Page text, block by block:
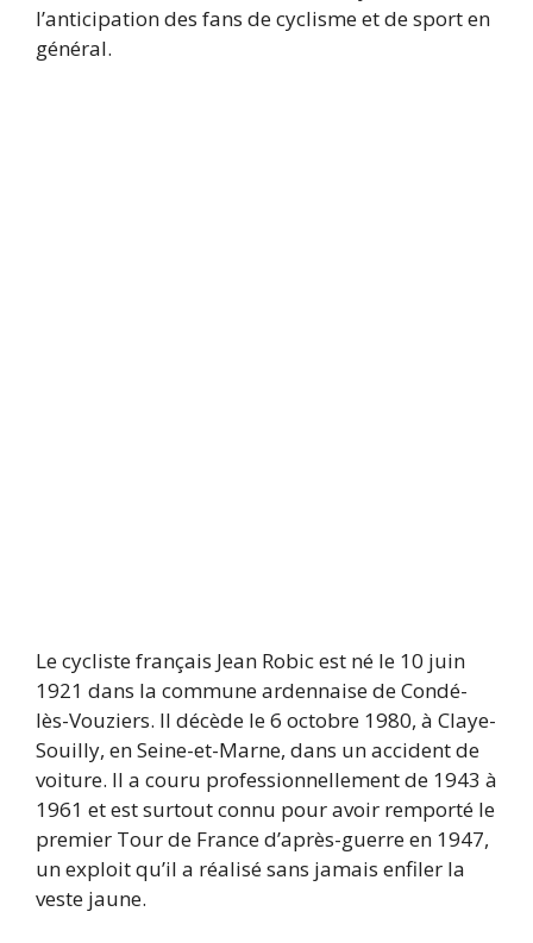
l’anticipation des fans de cyclisme et de sport en
général.
Le cycliste français Jean Robic est né le 10 juin
1921 dans la commune ardennaise de Condé-
lès-Vouziers. Il décède le 6 octobre 1980, à Claye-
Souilly, en Seine-et-Marne, dans un accident de
voiture. Il a couru professionnellement de 1943 à
1961 et est surtout connu pour avoir remporté le
premier Tour de France d’après-guerre en 1947,
un exploit qu’il a réalisé sans jamais enfiler la
veste jaune.